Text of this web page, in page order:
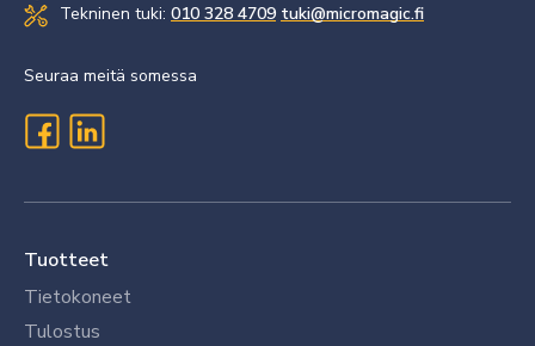
Tekninen tuki: 010 328 4709 tuki@micromagic.fi
Seuraa meitä somessa
Tuotteet
Tietokoneet
Tulostus